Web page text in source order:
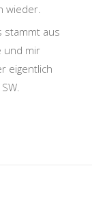
wieder.
stammt aus
und mir
eigentlich